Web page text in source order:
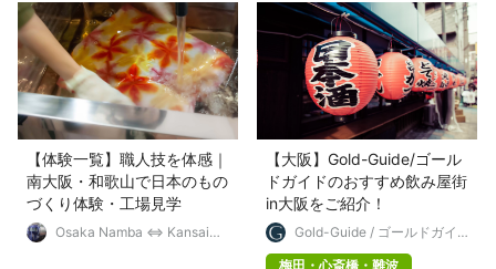
【体験一覧】職人技を体感｜
南大阪・和歌山で日本のもの
づくり体験・工場見学
Osaka Namba ⇔ Kansai
【大阪】Gold-Guide/ゴール
ドガイドのおすすめ飲み屋街
in大阪をご紹介！
Gold-Guide / ゴールドガイ
梅田・心斎橋・難波